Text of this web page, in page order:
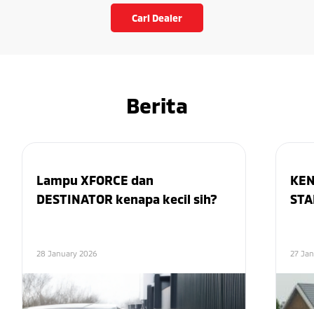
Cari Dealer
Berita
Lampu XFORCE dan
DESTINATOR kenapa kecil sih?
28 January 2026 27